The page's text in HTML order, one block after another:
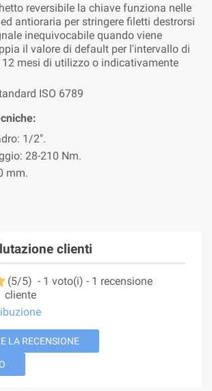
reversibile la chiave funziona nelle
antioraria per stringere filetti destrorsi
inequivocabile quando viene
il valore di default per l'intervallo di
mesi di utilizzo o indicativamente
ISO 6789
1/2".
28-210 Nm.
mm.
clienti
(5/5) - 1 voto(i) - 1 recensione
cliente
LA RECENSIONE